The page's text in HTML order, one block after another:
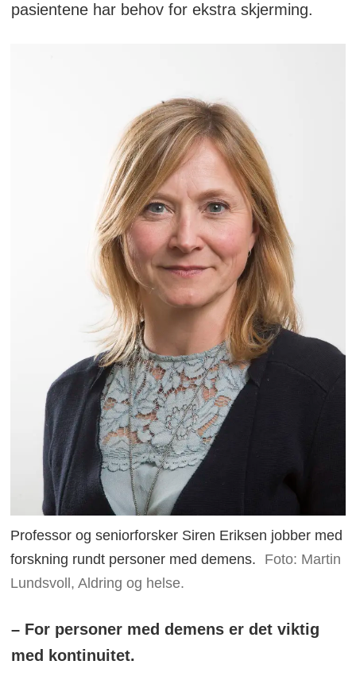
pasientene har behov for ekstra skjerming.
Professor og seniorforsker Siren Eriksen jobber med
forskning rundt personer med demens.
Foto: Martin
Lundsvoll, Aldring og helse.
– For personer med demens er det viktig
med kontinuitet.